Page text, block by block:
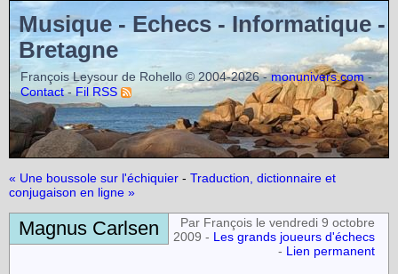
Musique - Echecs - Informatique -
Bretagne
François Leysour de Rohello © 2004-2026 -monunivers.com-
Contact-Fil RSS
« Une boussole sur l'échiquier - Traduction, dictionnaire et
conjugaison en ligne »
Magnus Carlsen
Par François le vendredi 9 octobre
2009 - Les grands joueurs d'échecs
- Lien permanent